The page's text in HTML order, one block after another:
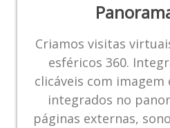
Criamos visitas
esféricos 360.
clicáveis com
integrados no
páginas externas,